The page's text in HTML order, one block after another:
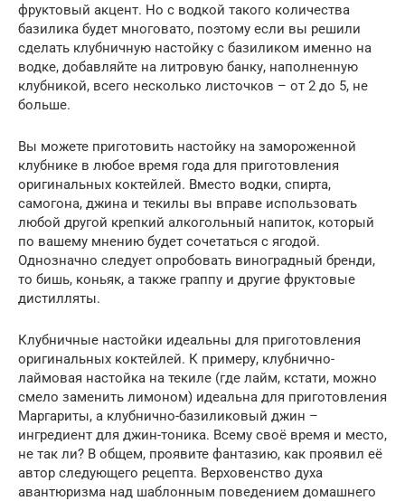
фруктовый акцент. Но с водкой такого количества
базилика будет многовато, поэтому если вы решили
сделать клубничную настойку с базиликом именно на
водке, добавляйте на литровую банку, наполненную
клубникой, всего несколько листочков – от 2 до 5, не
больше.
Вы можете приготовить настойку на замороженной
клубнике в любое время года для приготовления
оригинальных коктейлей. Вместо водки, спирта,
самогона, джина и текилы вы вправе использовать
любой другой крепкий алкогольный напиток, который
по вашему мнению будет сочетаться с ягодой.
Однозначно следует опробовать виноградный бренди,
то бишь, коньяк, а также граппу и другие фруктовые
дистилляты.
Клубничные настойки идеальны для приготовления
оригинальных коктейлей. К примеру, клубнично-
лаймовая настойка на текиле (где лайм, кстати, можно
смело заменить лимоном) идеальна для приготовления
Маргариты, а клубнично-базиликовый джин –
ингредиент для джин-тоника. Всему своё время и место,
не так ли? В общем, проявите фантазию, как проявил её
автор следующего рецепта. Верховенство духа
авантюризма над шаблонным поведением домашнего